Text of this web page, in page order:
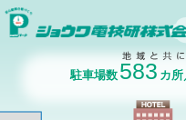
駐車場数 583 カ